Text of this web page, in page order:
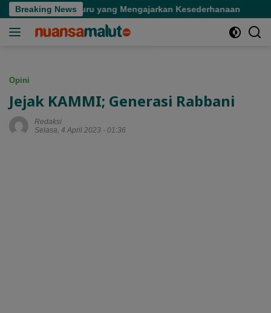
Langsung
ke
Breaking News
Guru yang Mengajarkan Kesederhanaan Tinjau
Opini
Jejak KAMMI; Generasi Rabbani
Redaksi
Selasa, 4 April 2023 - 01:36